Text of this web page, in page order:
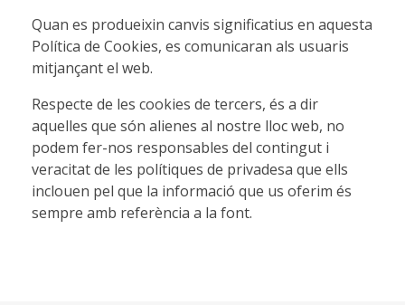
Quan es produeixin canvis significatius en aquesta
Política de Cookies, es comunicaran als usuaris
mitjançant el web.
Respecte de les cookies de tercers, és a dir
aquelles que són alienes al nostre lloc web, no
podem fer-nos responsables del contingut i
veracitat de les polítiques de privadesa que ells
inclouen pel que la informació que us oferim és
sempre amb referència a la font.